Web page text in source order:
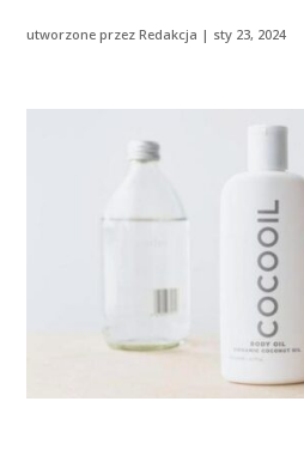
utworzone przezRedakcja | sty 23, 2024